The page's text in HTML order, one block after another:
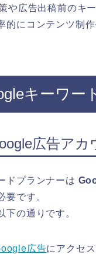
や広告出稿前のキ
的にコンテンツ制
キーワー
広告アカ
ドプランナーは
要です。
下の通りです。
広告にアクセ